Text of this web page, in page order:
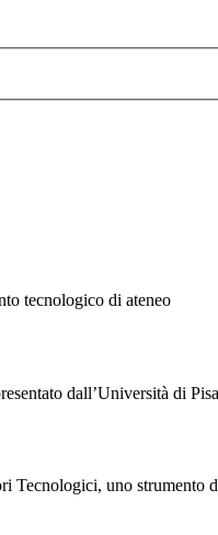
tecnologico di ateneo
dall’Università di
Tecnologici, uno strumento